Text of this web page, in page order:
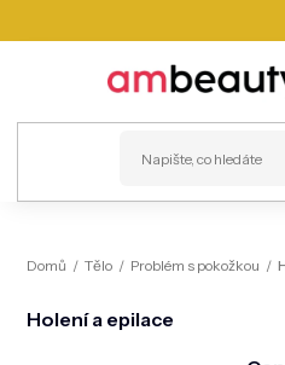
na
Domů / Tělo / Problém s pokožkou /
Holení a epilace